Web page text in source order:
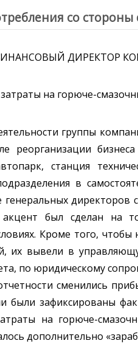
со
ДИРЕКТОР
на горюче-
группы
реорганизации
станция
в
генеральных
был сделан на
Кроме того, чтобы
их вывели в
по юридическому
сменились
были зафиксированы
на горюче-
дополнительно